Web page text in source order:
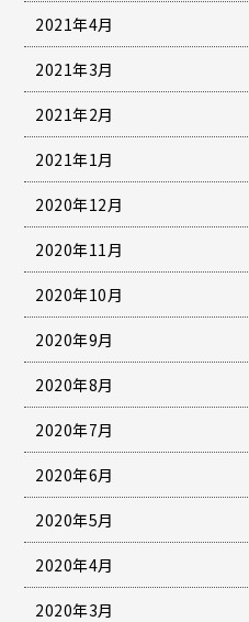
2021年4月
2021年3月
2021年2月
2021年1月
2020年12月
2020年11月
2020年10月
2020年9月
2020年8月
2020年7月
2020年6月
2020年5月
2020年4月
2020年3月